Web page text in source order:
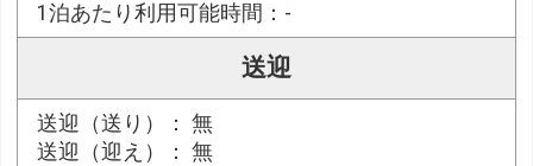
1泊あたり利用可能時間：-
送迎
送迎（送り）： 無
送迎（迎え）： 無